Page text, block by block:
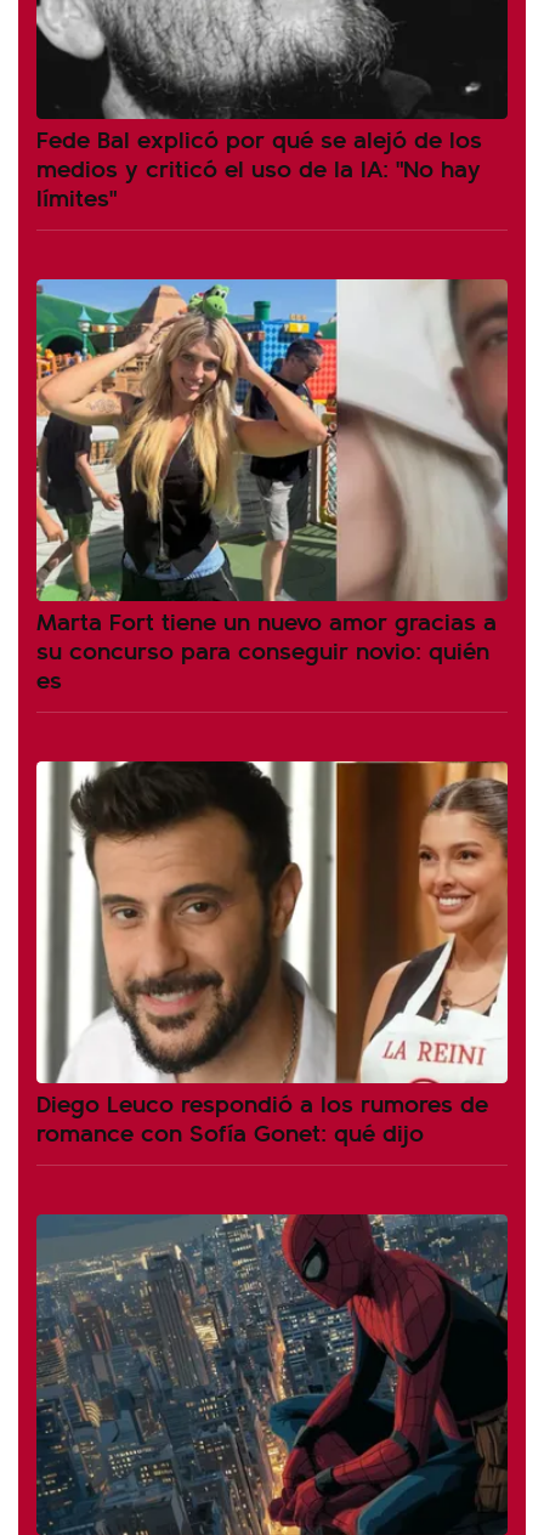
Fede Bal explicó por qué se alejó de los
medios y criticó el uso de la IA: "No hay
límites"
Marta Fort tiene un nuevo amor gracias a
su concurso para conseguir novio: quién
es
Diego Leuco respondió a los rumores de
romance con Sofía Gonet: qué dijo